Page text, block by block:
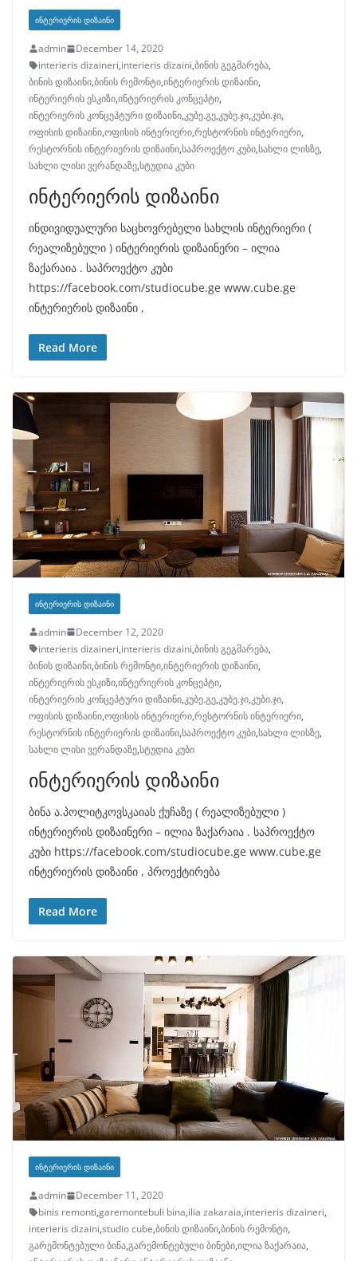
ᲘᲜᲢᲔᲠᲘᲔᲠᲘᲡ ᲓᲘᲖᲐᲘᲜᲘ
admin
December 14, 2020
interieris dizaineri,interieris dizaini,ბინის გეგმარება,
ბინის დიზაინი,ბინის რემონტი,ინტერიერის დიზაინი,
ინტერიერის ესკიზი,ინტერიერის კონცეპტი,
ინტერიერის კონცეპტური დიზაინი,კუბე.გე,კუბე.ჯი,კუბი.ჯი,
ოფისის დიზაინი,ოფისის ინტერიერი,რესტორნის ინტერიერი,
რესტორნის ინტერიერის დიზაინი,საპროექტო კუბი,სახლი ლისზე,
სახლი ლისი ვერანდაზე,სტუდია კუბი
ინტერიერის დიზაინი
ინდივიდუალური საცხოვრებელი სახლის ინტერიერი (
რეალიზებული ) ინტერიერის დიზაინერი – ილია
ზაქარაია . საპროექტო კუბი
https://facebook.com/studiocube.ge www.cube.ge
ინტერიერის დიზაინი ,
Read More
ᲘᲜᲢᲔᲠᲘᲔᲠᲘᲡ ᲓᲘᲖᲐᲘᲜᲘ
admin
December 12, 2020
interieris dizaineri,interieris dizaini,ბინის გეგმარება,
ბინის დიზაინი,ბინის რემონტი,ინტერიერის დიზაინი,
ინტერიერის ესკიზი,ინტერიერის კონცეპტი,
ინტერიერის კონცეპტური დიზაინი,კუბე.გე,კუბე.ჯი,კუბი.ჯი,
ოფისის დიზაინი,ოფისის ინტერიერი,რესტორნის ინტერიერი,
რესტორნის ინტერიერის დიზაინი,საპროექტო კუბი,სახლი ლისზე,
სახლი ლისი ვერანდაზე,სტუდია კუბი
ინტერიერის დიზაინი
ბინა ა.პოლიტკოვსკაიას ქუჩაზე ( რეალიზებული )
ინტერიერის დიზაინერი – ილია ზაქარაია . საპროექტო
კუბი https://facebook.com/studiocube.ge www.cube.ge
ინტერიერის დიზაინი , პროექტირება
Read More
ᲘᲜᲢᲔᲠᲘᲔᲠᲘᲡ ᲓᲘᲖᲐᲘᲜᲘ
admin
December 11, 2020
binis remonti,garemontebuli bina,ilia zakaraia,interieris dizaineri,
interieris dizaini,studio cube,ბინის დიზაინი,ბინის რემონტი,
გარემონტებული ბინა,გარემონტებული ბინები,ილია ზაქარაია,